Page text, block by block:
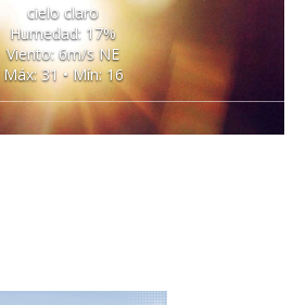
cielo claro
Humedad: 17%
Viento: 6m/s NE
Máx: 31 • Mín: 16